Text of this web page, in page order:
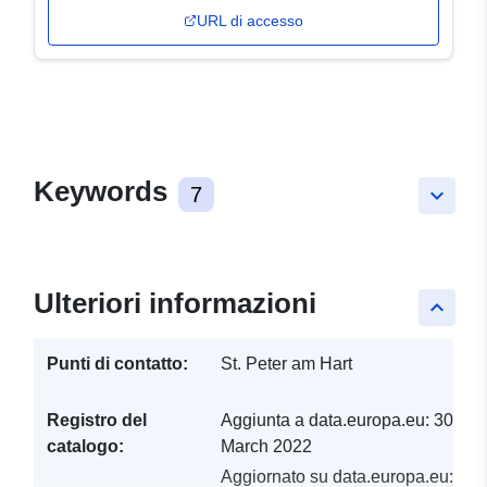
URL di accesso
keyboard_arrow_down
Keywords 7
keyboard_arrow_up
Ulteriori informazioni
Punti di contatto: St. Peter am Hart
Registro del
catalogo:
Aggiunta a data.europa.eu: 30
March 2022
Aggiornato su data.europa.eu: